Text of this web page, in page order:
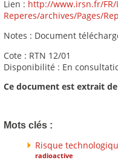
Lien : http://www.irsn.fr/FR/
Reperes/archives/Pages/
Notes : Document
Cote : RTN 12/01
Disponibilité : En
Ce document est extrait de
Mots clés :
Risque
radioactive